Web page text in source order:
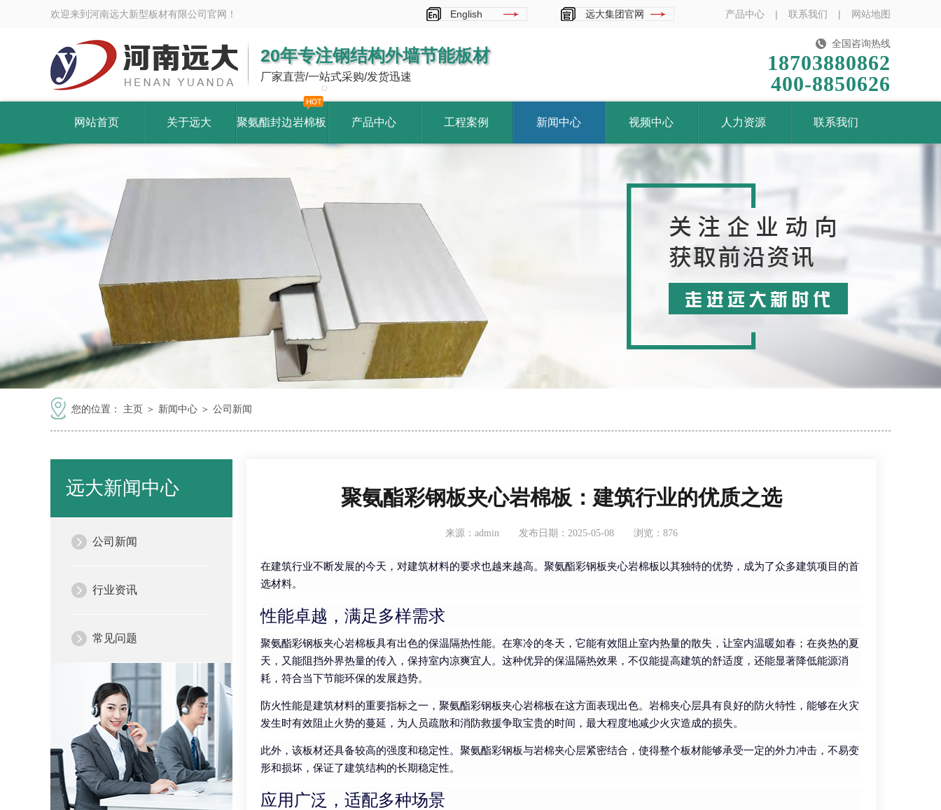
欢迎来到河南远大新型板材有限公司官网！ 产品中心 | 联系我们 | 网站地图
远大集团官网
English
20年专注钢结构外墙节能板材
厂家直营/一站式采购/发货迅速
全国咨询热线
18703880862
400-8850626
网站首页 关于远大 聚氨酯封边岩棉板 产品中心 工程案例 新闻中心 视频中心 人力资源 联系我们
您的位置： 主页 ＞ 新闻中心 ＞ 公司新闻
远大新闻中心
公司新闻
行业资讯
常见问题
聚氨酯彩钢板夹心岩棉板：建筑行业的优质之选
来源：admin 发布日期：2025-05-08 浏览：876
在建筑行业不断发展的今天，对建筑材料的要求也越来越高。聚氨酯彩钢板夹心岩棉板以其独特的优势，成为了众多建筑项目的首
选材料。
性能卓越，满足多样需求
聚氨酯彩钢板夹心岩棉板具有出色的保温隔热性能。在寒冷的冬天，它能有效阻止室内热量的散失，让室内温暖如春；在炎热的夏
天，又能阻挡外界热量的传入，保持室内凉爽宜人。这种优异的保温隔热效果，不仅能提高建筑的舒适度，还能显著降低能源消
耗，符合当下节能环保的发展趋势。
防火性能是建筑材料的重要指标之一，聚氨酯彩钢板夹心岩棉板在这方面表现出色。岩棉夹心层具有良好的防火特性，能够在火灾
发生时有效阻止火势的蔓延，为人员疏散和消防救援争取宝贵的时间，最大程度地减少火灾造成的损失。
此外，该板材还具备较高的强度和稳定性。聚氨酯彩钢板与岩棉夹心层紧密结合，使得整个板材能够承受一定的外力冲击，不易变
形和损坏，保证了建筑结构的长期稳定性。
应用广泛，适配多种场景